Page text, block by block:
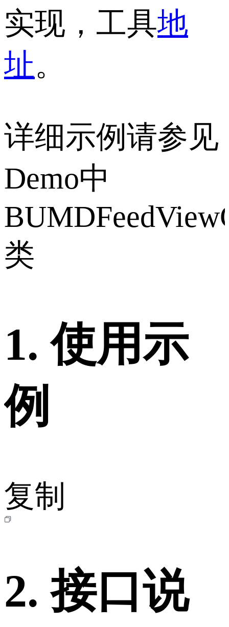
实现，工具地
址。
详细示例请参见
Demo中
类
1. 使用示
例
复制
2. 接口说